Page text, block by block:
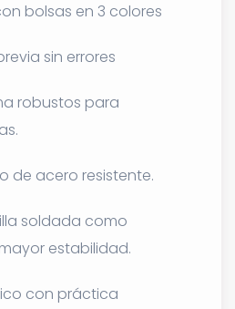
bolsas en 3 colores
sin errores
robustos para
de acero resistente.
soldada como
estabilidad.
con práctica